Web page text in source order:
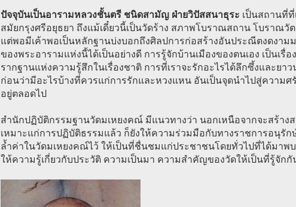
ปัจจุบันเป็นอารามหลวงชั้นตรี ชนิดสามัญ ฝ่ายวิปัสสนาธุระ เป็นสถานที่ที่
สมัยกรุงศรีอยุธยา ถึงแม้เดี๋ยวนี้เป็นวัดร้าง สภาพโบราณสถาน โบราณวั
แต่พอมีเค้าพอเป็นหลักฐานบ่งบอกถึงศิลปการก่อสร้างอันประณีตงดงา
ของพระอารามแห่งนี้ได้เป็นอย่างดี การรู้จักบ้านเมืองของตนเอง เป็นเรื่
รากฐานแห่งความรู้สึกในเรื่องชาติ การที่เราจะรักอะไรได้ลึกซึ้งและยาว
ก่อนว่ามีอะไรบ้างที่ควรแก่การรักและหวงแหน อันเป็นจุดนำไปสู่ความ
อยู่ตลอดไป
สำนักปฏิบัติกรรมฐานวัดมเหยงคณ์ มีแนวทางว่า นอกเหนือจากจะสร้าง
เหมาะแก่การปฏิบัติธรรมแล้ว ก็ยังให้ความร่วมมือกับทางราชการอนุรั
ล้ำค่าในวัดมเหยงคณ์ไว้ ให้เป็นที่ชื่นชมแก่ประชาชนโดยทั่วไปที่ได้มาพบ
ให้ความรู้เกี่ยวกับประวัติ ความเป็นมา ความสำคัญของวัดให้เป็นที่รู้จัก